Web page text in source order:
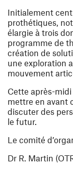
Initialement
prothétiques,
élargie à trois
programme de
création de
une exploration
mouvement
Cette après-
mettre en avant
discuter des
le futur.
Le comité
Dr R. Martin